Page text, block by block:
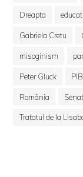
Dreapta
Gabriela Cretu
misoginism
Peter Gluck PIB
România Senat
Tratatul de la